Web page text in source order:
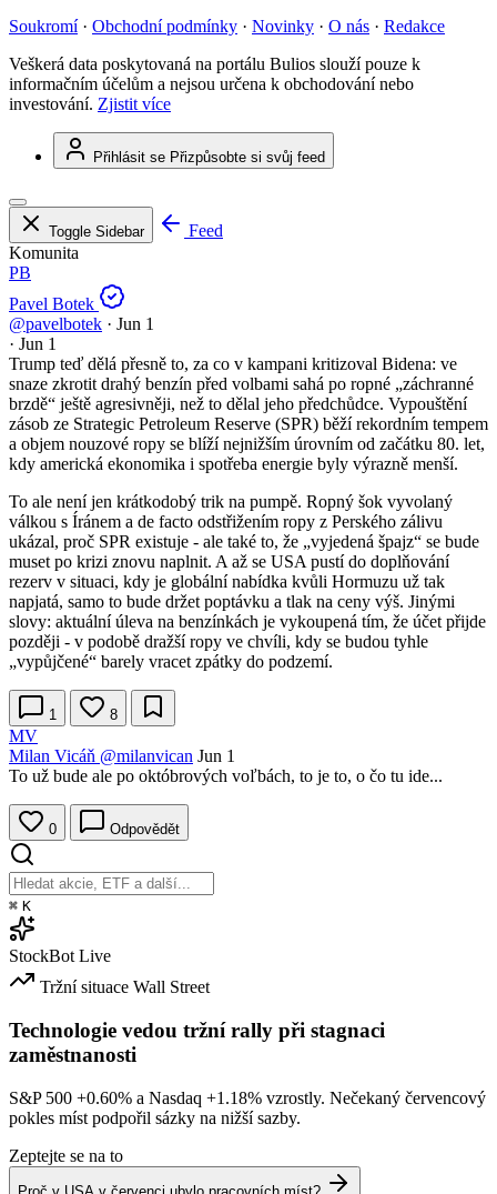
Soukromí · Obchodní podmínky · Novinky · O nás · Redakce
Veškerá data poskytovaná na portálu Bulios slouží pouze k
informačním účelům a nejsou určena k obchodování nebo
investování. Zjistit více
Přihlásit se Přizpůsobte si svůj feed
Toggle Sidebar
Feed
Komunita
PB
Pavel Botek
@pavelbotek · Jun 1
· Jun 1
Trump teď dělá přesně to, za co v kampani kritizoval Bidena: ve
snaze zkrotit drahý benzín před volbami sahá po ropné „záchranné
brzdě“ ještě agresivněji, než to dělal jeho předchůdce. Vypouštění
zásob ze Strategic Petroleum Reserve (SPR) běží rekordním tempem
a objem nouzové ropy se blíží nejnižším úrovním od začátku 80. let,
kdy americká ekonomika i spotřeba energie byly výrazně menší.
To ale není jen krátkodobý trik na pumpě. Ropný šok vyvolaný
válkou s Íránem a de facto odstřižením ropy z Perského zálivu
ukázal, proč SPR existuje - ale také to, že „vyjedená špajz“ se bude
muset po krizi znovu naplnit. A až se USA pustí do doplňování
rezerv v situaci, kdy je globální nabídka kvůli Hormuzu už tak
napjatá, samo to bude držet poptávku a tlak na ceny výš. Jinými
slovy: aktuální úleva na benzínkách je vykoupená tím, že účet přijde
později - v podobě dražší ropy ve chvíli, kdy se budou tyhle
„vypůjčené“ barely vracet zpátky do podzemí.
1 8
MV
Milan Vicáň @milanvican Jun 1
To už bude ale po októbrových voľbách, to je to, o čo tu ide...
0 Odpovědět
⌘ K
StockBot Live
Tržní situace Wall Street
Technologie vedou tržní rally při stagnaci
zaměstnanosti
S&P 500 +0.60% a Nasdaq +1.18% vzrostly. Nečekaný červencový
pokles míst podpořil sázky na nižší sazby.
Zeptejte se na to